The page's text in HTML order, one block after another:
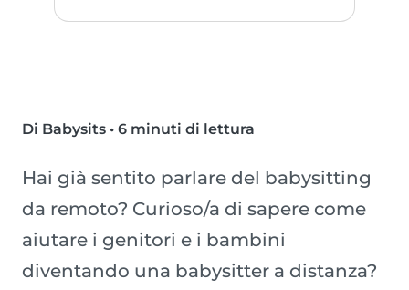
Di Babysits • 6 minuti di lettura
Hai già sentito parlare del babysitting
da remoto? Curioso/a di sapere come
aiutare i genitori e i bambini
diventando una babysitter a distanza?